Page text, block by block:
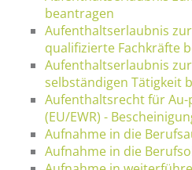
beantragen
Aufenthaltserlaubnis
qualifizierte Fachkräfte
Aufenthaltserlaubnis
selbständigen Tätigkeit
Aufenthaltsrecht für
(EU/EWR) -
Aufnahme in die
Aufnahme in die